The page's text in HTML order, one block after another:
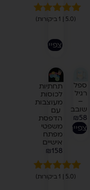
מדורג5.00
מבוסס על
דירוגים של
(5.0 | 1 ביקורות)
לצפייה
ספל
רגיל
–
שובב
₪58
לצפייה
תחתיות
לכוסות
מעוצבות
עם
הדפסת
משפטי
מפתח
אישיים
₪158
מדורג5.00
(5.0 | 1 ביקורות)